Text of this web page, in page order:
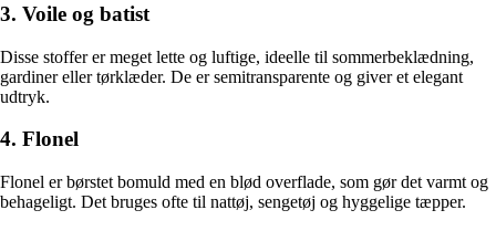
3. Voile og batist
Disse stoffer er meget lette og luftige, ideelle til sommerbeklædning,
gardiner eller tørklæder. De er semitransparente og giver et elegant
udtryk.
4. Flonel
Flonel er børstet bomuld med en blød overflade, som gør det varmt og
behageligt. Det bruges ofte til nattøj, sengetøj og hyggelige tæpper.